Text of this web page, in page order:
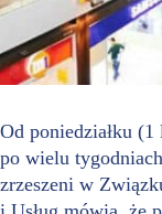
Od poniedziałku (1
po wielu
zrzeszeni w